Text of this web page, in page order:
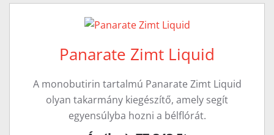
Panarate Zimt Liquid
A monobutirin tartalmú Panarate Zimt Liquid
olyan takarmány kiegészítő, amely segít
egyensúlyba hozni a bélflórát.